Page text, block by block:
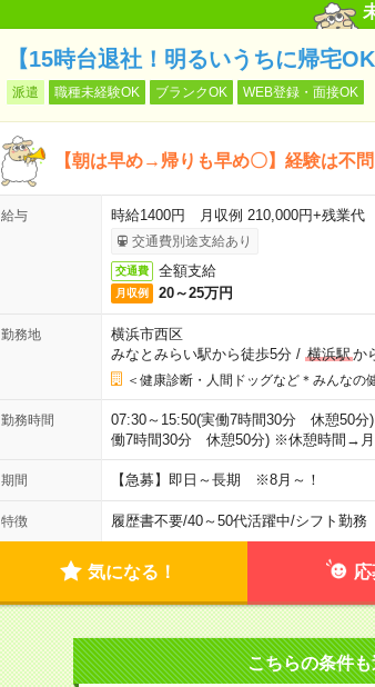
【15時台退社！明るいうちに帰宅
派遣 職種未経験OK ブランクOK WEB登録・面接OK
【朝は早め→帰りも早め〇】経験は不
給与 時給1400円 月収例 210,000円+残業代
交通費別途支給あり
交通費 全額支給
月収例 20～25万円
勤務地
横浜市西区
みなとみらい駅から徒歩5分/ 横浜駅か
＜健康診断・人間ドッグなど＊みんなの
勤務時間
07:30～15:50(実働7時間30分 休憩50
働7時間30分 休憩50分) ※休憩時間→月
期間 【急募】即日～長期 ※8月～！
特徴 履歴書不要/40～50代活躍中/シフト勤務
気になる！
こちらの条件